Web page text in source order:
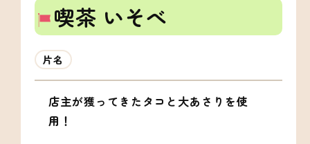
喫茶 いそべ
片名
店主が獲ってきたタコと大あさりを使
用！